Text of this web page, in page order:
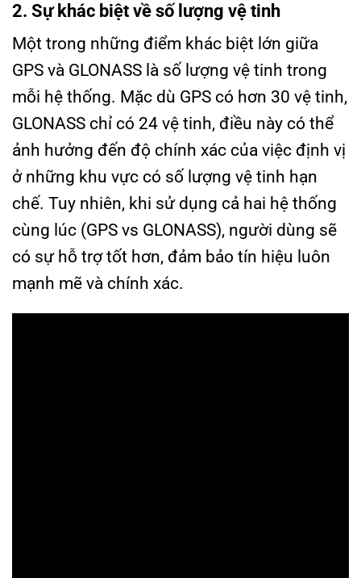
2. Sự khác biệt về số lượng vệ tinh
Một trong những điểm khác biệt lớn giữa
GPS và GLONASS là số lượng vệ tinh trong
mỗi hệ thống. Mặc dù GPS có hơn 30 vệ tinh,
GLONASS chỉ có 24 vệ tinh, điều này có thể
ảnh hưởng đến độ chính xác của việc định vị
ở những khu vực có số lượng vệ tinh hạn
chế. Tuy nhiên, khi sử dụng cả hai hệ thống
cùng lúc (GPS vs GLONASS), người dùng sẽ
có sự hỗ trợ tốt hơn, đảm bảo tín hiệu luôn
mạnh mẽ và chính xác.